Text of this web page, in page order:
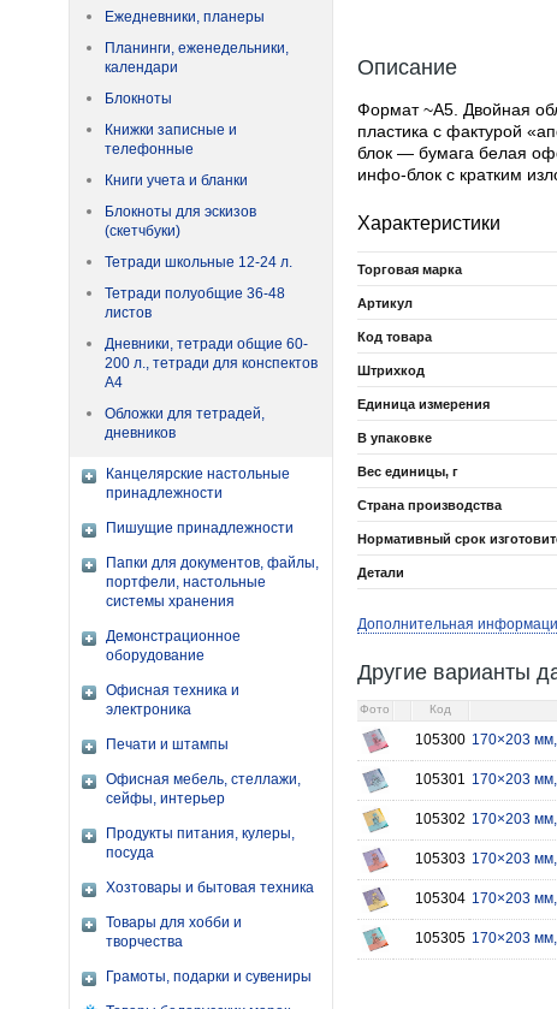
Ежедневники, планеры
Планинги, еженедельники,
календари
Блокноты
Книжки записные и
телефонные
Книги учета и бланки
Блокноты для эскизов
(скетчбуки)
Тетради школьные 12-24 л.
Тетради полуобщие 36-48
листов
Дневники, тетради общие 60-
200 л., тетради для конспектов
А4
Обложки для тетрадей,
дневников
Канцелярские настольные
принадлежности
Пишущие принадлежности
Папки для документов, файлы,
портфели, настольные
системы хранения
Демонстрационное
оборудование
Офисная техника и
электроника
Печати и штампы
Офисная мебель, стеллажи,
сейфы, интерьер
Продукты питания, кулеры,
посуда
Хозтовары и бытовая техника
Товары для хобби и
творчества
Грамоты, подарки и сувениры
Описание
Формат ~А5. Двойная
пластика с фактурой
блок — бумага белая
инфо-блок с кратким
Характеристики
Торговая марка
Артикул
Код товара
Штрихкод
Единица измерения
В упаковке
Вес единицы, г
Страна производства
Нормативный срок
Детали
Дополнительная
Другие варианты
Фото Код
105300 170×203
105301 170×203
105302 170×203
105303 170×203
105304 170×203
105305 170×203